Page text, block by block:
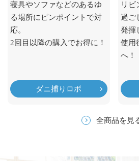
寝具やソファなどのあるゆ
る場所にピンポイントで対
応。
2回目以降の購入でお得に！
ダニ捕りロボ
リビ
過ご
発揮
使用
へ！
全商品を見